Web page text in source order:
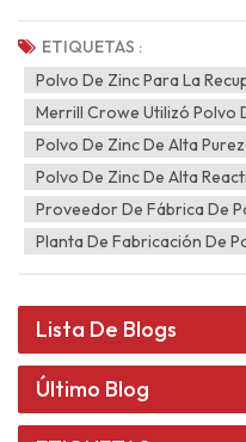
es el factor central que
proyecto. Entre los diversos
Proceso Merrill-Crowe
precipitación y su
convierte en la opción
plata en todo el mundo. Este
principios químicos del
polvo de zinc de alta pureza
diagrama de flujo. ¿Qué es
sencillos, el proceso Merrill-
que utiliza la cementación
metales preciosos (oro y
cianuro. Inventado a finales
Merrill y Thomas B. Crowe,
tiempo durante más de un
ETIQUETAS :
Polvo De Zinc Para La
Merrill Crowe Utilizó Polvo
Polvo De Zinc De Alta
Polvo De Zinc De Alta
Proveedor De Fábrica De
Planta De Fabricación De
Lista De Blogs
Último Blog